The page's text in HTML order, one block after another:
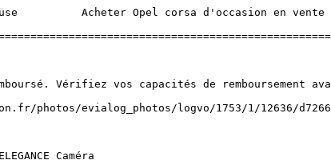
Acheter Opel corsa d'occasion en vente